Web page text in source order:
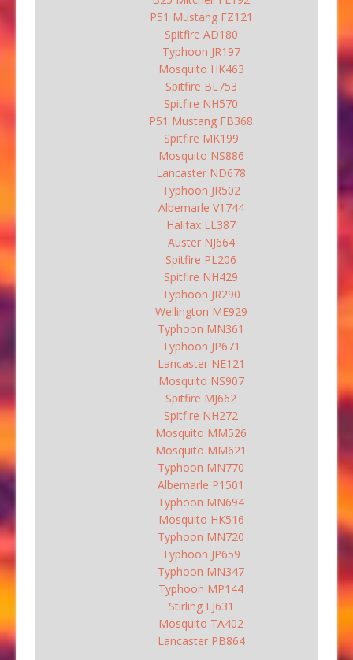
P51 Mustang FZ121
Spitfire AD180
Typhoon JR197
Mosquito HK463
Spitfire BL753
Spitfire NH570
P51 Mustang FB368
Spitfire MK199
Mosquito NS886
Lancaster ND678
Typhoon JR502
Albemarle V1744
Halifax LL387
Auster NJ664
Spitfire PL206
Spitfire NH429
Typhoon JR290
Wellington ME929
Typhoon MN361
Typhoon JP671
Lancaster NE121
Mosquito NS907
Spitfire MJ662
Spitfire NH272
Mosquito MM526
Mosquito MM621
Typhoon MN770
Albemarle P1501
Typhoon MN694
Mosquito HK516
Typhoon MN720
Typhoon JP659
Typhoon MN347
Typhoon MP144
Stirling LJ631
Mosquito TA402
Lancaster PB864